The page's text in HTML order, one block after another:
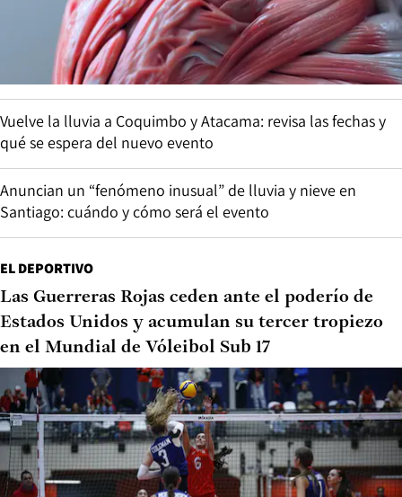
Vuelve la lluvia a Coquimbo y Atacama: revisa las fechas y
qué se espera del nuevo evento
Anuncian un “fenómeno inusual” de lluvia y nieve en
Santiago: cuándo y cómo será el evento
EL DEPORTIVO
Las Guerreras Rojas ceden ante el poderío de
Estados Unidos y acumulan su tercer tropiezo
en el Mundial de Vóleibol Sub 17